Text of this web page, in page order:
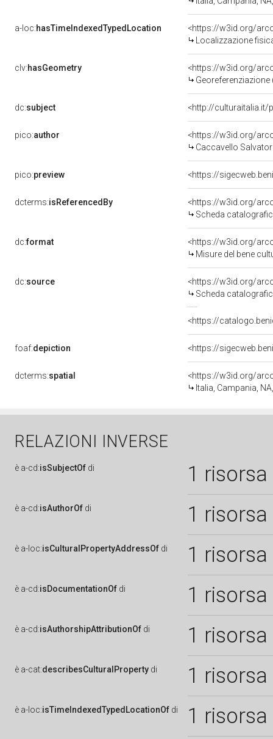
a-loc:hasTimeIndexedTypedLocation
<https://w3id.org/
Localizzazione
clv:hasGeometry
<https://w3id.org/
Georeferenziazione
dc:subject <http://culturaitalia.it/
pico:author
<https://w3id.org/
Caccavello
pico:preview <https://
dcterms:isReferencedBy
<https://w3id.org/
Scheda
dc:format
<https://w3id.org/
Misure del bene
dc:source
<https://w3id.org/
Scheda
<https://
foaf:depiction <https://
dcterms:spatial
<https://w3id.org/
Italia, Campania,
RELAZIONI INVERSE
è a-cd:isSubjectOf di 1 risorsa
è a-cd:isAuthorOf di 1 risorsa
è a-loc:isCulturalPropertyAddressOf di 1 risorsa
è a-cd:isDocumentationOf di 1 risorsa
è a-cd:isAuthorshipAttributionOf di 1 risorsa
è a-cat:describesCulturalProperty di 1 risorsa
è a-loc:isTimeIndexedTypedLocationOf di 1 risorsa